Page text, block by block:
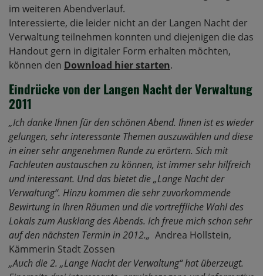
im weiteren Abendverlauf.
Interessierte, die leider nicht an der Langen Nacht der
Verwaltung teilnehmen konnten und diejenigen die das
Handout gern in digitaler Form erhalten möchten,
können den Download hier starten.
Eindrücke von der Langen Nacht der Verwaltung
2011
„Ich danke Ihnen für den schönen Abend. Ihnen ist es wieder
gelungen, sehr interessante Themen auszuwählen und diese
in einer sehr angenehmen Runde zu erörtern. Sich mit
Fachleuten austauschen zu können, ist immer sehr hilfreich
und interessant. Und das bietet die „Lange Nacht der
Verwaltung“. Hinzu kommen die sehr zuvorkommende
Bewirtung in Ihren Räumen und die vortreffliche Wahl des
Lokals zum Ausklang des Abends. Ich freue mich schon sehr
auf den nächsten Termin in 2012.„ Andrea Hollstein,
Kämmerin Stadt Zossen
„Auch die 2. „Lange Nacht der Verwaltung“ hat überzeugt.